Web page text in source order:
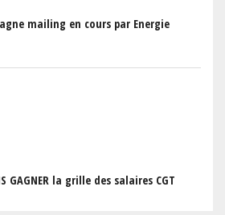
mailing en cours par Energie
GAGNER la grille des salaires CGT